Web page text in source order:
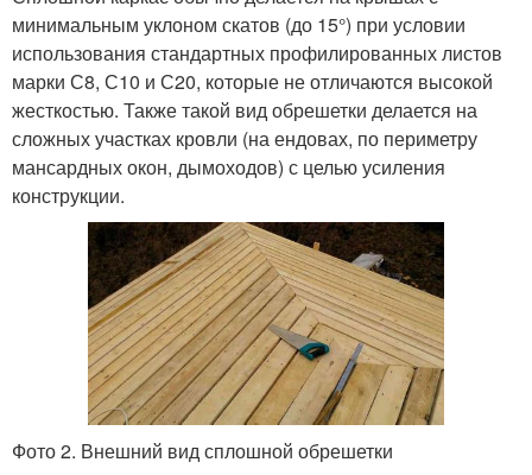
минимальным уклоном скатов (до 15°) при условии
использования стандартных профилированных листов
марки С8, С10 и С20, которые не отличаются высокой
жесткостью. Также такой вид обрешетки делается на
сложных участках кровли (на ендовах, по периметру
мансардных окон, дымоходов) с целью усиления
конструкции.
Фото 2. Внешний вид сплошной обрешетки